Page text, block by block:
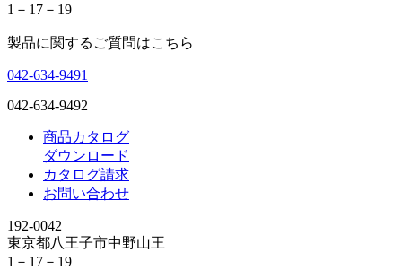
1－17－19
製品に関するご質問はこちら
042-634-9491
042-634-9492
商品カタログ
ダウンロード
カタログ請求
お問い合わせ
192-0042
東京都八王子市中野山王
1－17－19